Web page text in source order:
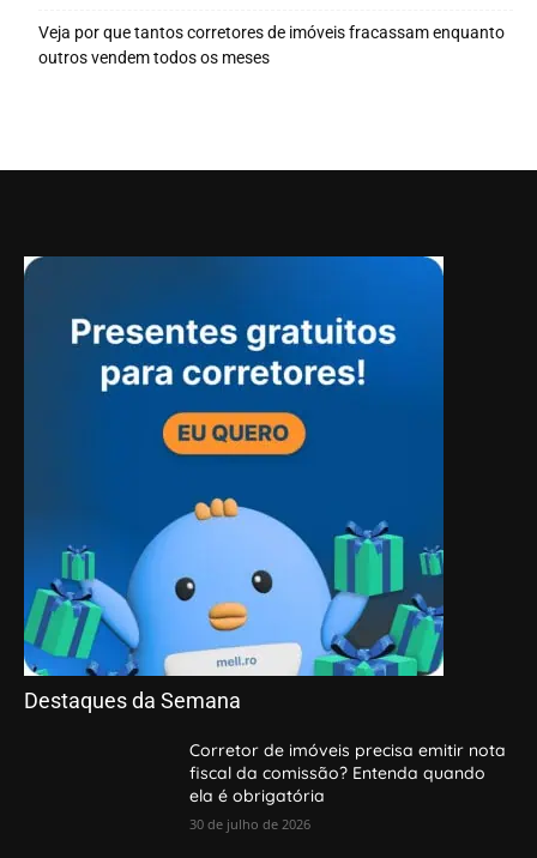
Veja por que tantos corretores de imóveis fracassam enquanto
outros vendem todos os meses
Destaques da Semana
Corretor de imóveis precisa emitir nota
fiscal da comissão? Entenda quando
ela é obrigatória
30 de julho de 2026